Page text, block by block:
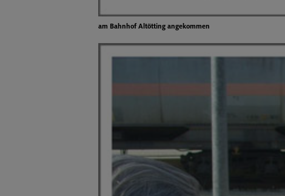
am Bahnhof Altötting angekommen